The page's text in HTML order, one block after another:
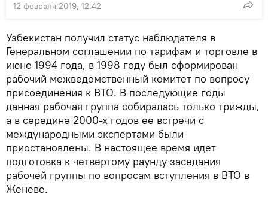
12 февраля 2019, 12:42
Узбекистан получил статус наблюдателя в
Генеральном соглашении по тарифам и торговле в
июне 1994 года, в 1998 году был сформирован
рабочий межведомственный комитет по вопросу
присоединения к ВТО. В последующие годы
данная рабочая группа собиралась только трижды,
а в середине 2000-х годов ее встречи с
международными экспертами были
приостановлены. В настоящее время идет
подготовка к четвертому раунду заседания
рабочей группы по вопросам вступления в ВТО в
Женеве.